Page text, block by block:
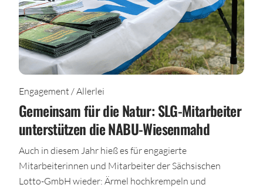
Engagement / Allerlei
Gemeinsam für die Natur: SLG-Mitarbeiter
unterstützen die NABU-Wiesenmahd
Auch in diesem Jahr hieß es für engagierte
Mitarbeiterinnen und Mitarbeiter der Sächsischen
Lotto-GmbH wieder: Ärmel hochkrempeln und